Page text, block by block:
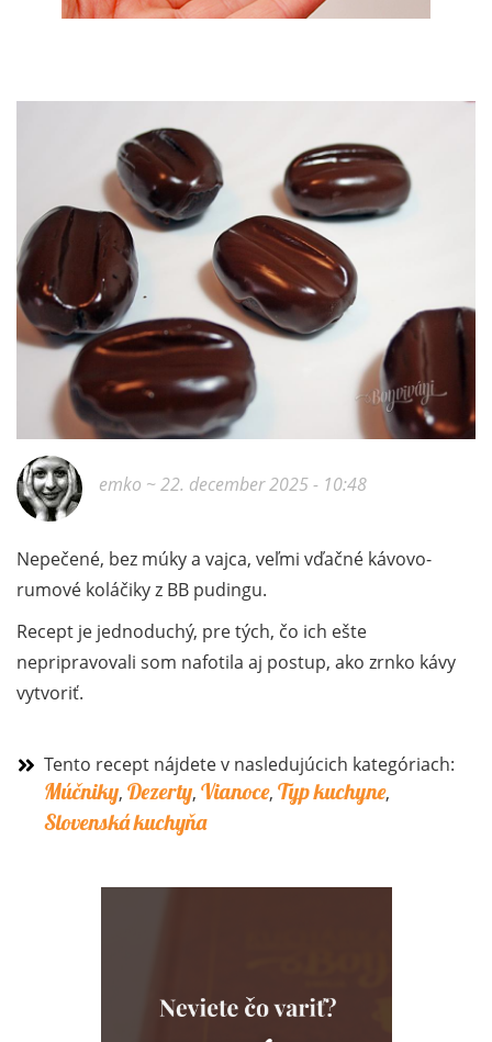
emko ~ 22. december 2025 - 10:48
Nepečené, bez múky a vajca, veľmi vďačné kávovo-
rumové koláčiky z BB pudingu.
Recept je jednoduchý, pre tých, čo ich ešte
nepripravovali som nafotila aj postup, ako zrnko kávy
vytvoriť.
Tento recept nájdete v nasledujúcich kategóriach:
Múčniky, Dezerty, Vianoce, Typ kuchyne,
Slovenská kuchyňa